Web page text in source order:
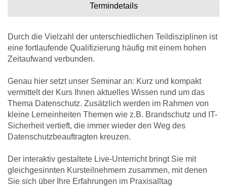
Termindetails
Durch die Vielzahl der unterschiedlichen Teildisziplinen ist
eine fortlaufende Qualifizierung häufig mit einem hohen
Zeitaufwand verbunden.
Genau hier setzt unser Seminar an: Kurz und kompakt
vermittelt der Kurs Ihnen aktuelles Wissen rund um das
Thema Datenschutz. Zusätzlich werden im Rahmen von
kleine Lerneinheiten Themen wie z.B. Brandschutz und IT-
Sicherheit vertieft, die immer wieder den Weg des
Datenschutzbeauftragten kreuzen.
Der interaktiv gestaltete Live-Unterricht bringt Sie mit
gleichgesinnten Kursteilnehmern zusammen, mit denen
Sie sich über Ihre Erfahrungen im Praxisalltag